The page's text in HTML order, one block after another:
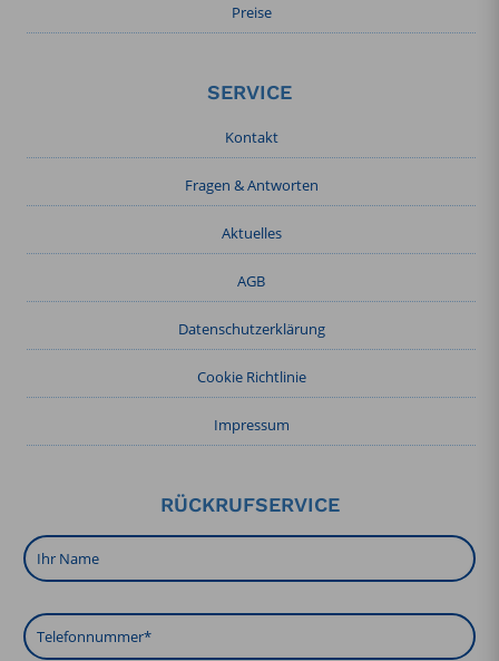
Preise
SERVICE
Kontakt
Fragen & Antworten
Aktuelles
AGB
Datenschutzerklärung
Cookie Richtlinie
Impressum
RÜCKRUFSERVICE